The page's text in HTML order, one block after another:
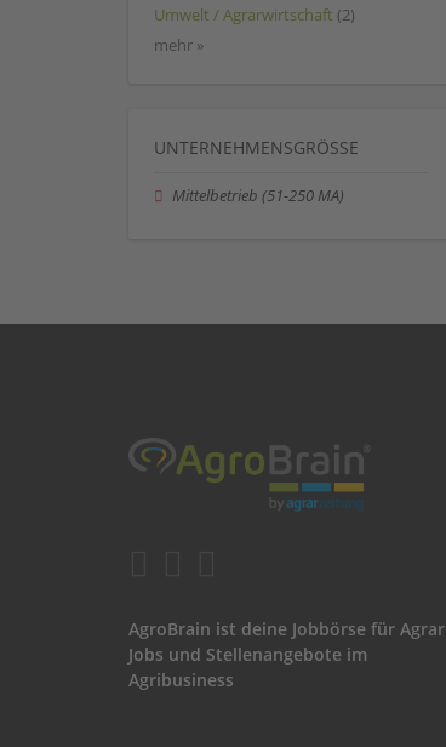
Umwelt / Agrarwirtschaft (2)
mehr »
UNTERNEHMENSGRÖSSE
Mittelbetrieb (51-250 MA)
AgroBrain ist deine Jobbörse für Agrar
Jobs und Stellenangebote im
Agribusiness